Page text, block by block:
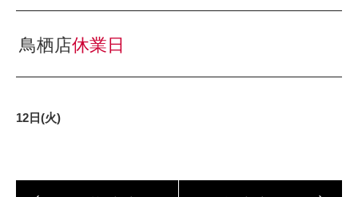
鳥栖店休業日
12日(火)